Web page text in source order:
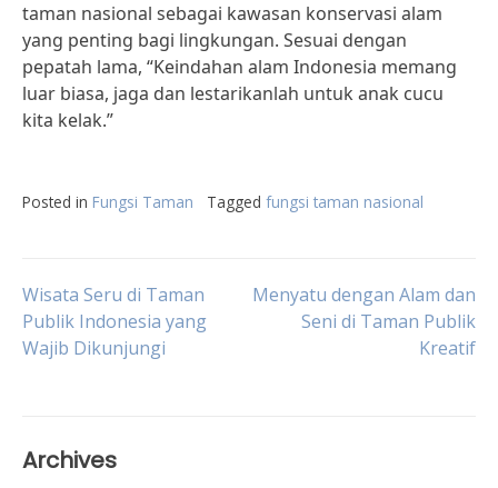
taman nasional sebagai kawasan konservasi alam
yang penting bagi lingkungan. Sesuai dengan
pepatah lama, “Keindahan alam Indonesia memang
luar biasa, jaga dan lestarikanlah untuk anak cucu
kita kelak.”
Posted in Fungsi Taman Tagged fungsi taman nasional
Post
navigation
Wisata Seru di Taman
Publik Indonesia yang
Wajib Dikunjungi
Menyatu dengan Alam dan
Seni di Taman Publik
Kreatif
Archives